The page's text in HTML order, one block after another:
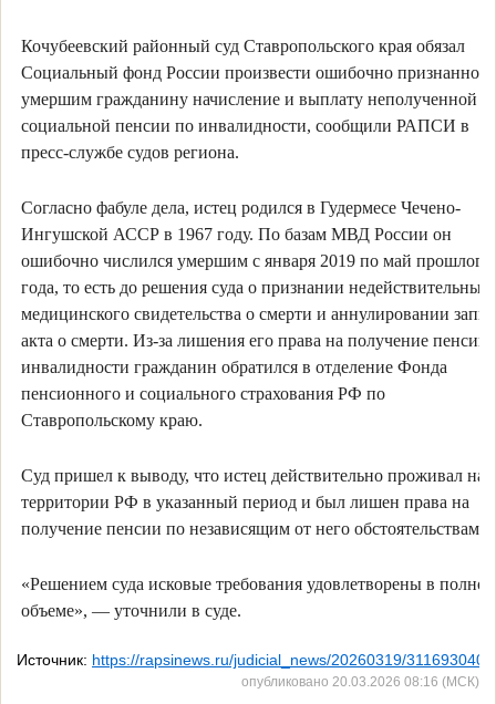
Кочубеевский районный суд Ставропольского края обязал
Социальный фонд России произвести ошибочно
умершим гражданину начисление и выплату неполученной
социальной пенсии по инвалидности, сообщили РАПСИ в
пресс-службе судов региона.
Согласно фабуле дела, истец родился в Гудермесе Чечено-
Ингушской АССР в 1967 году. По базам МВД России он
ошибочно числился умершим с января 2019 по май прошлого
года, то есть до решения суда о признании недействительным
медицинского свидетельства о смерти и аннулировании
акта о смерти. Из-за лишения его права на получение пенсии
инвалидности гражданин обратился в отделение Фонда
пенсионного и социального страхования РФ по
Ставропольскому краю.
Суд пришел к выводу, что истец действительно проживал на
территории РФ в указанный период и был лишен права на
получение пенсии по независящим от него обстоятельствам.
«Решением суда исковые требования удовлетворены в полном
объеме», — уточнили в суде.
Источник: https://rapsinews.ru/judicial_news/20260319/
опубликовано 20.03.2026 08:16 (МСК)